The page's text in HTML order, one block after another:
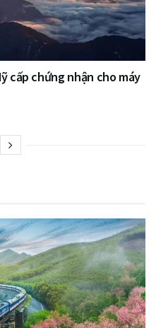
cấp chứng nhận cho máy